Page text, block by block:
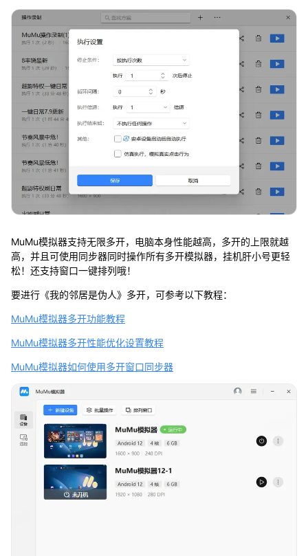
MuMu模拟器支持无限多开，电脑本身性能越高，多开的上限就越
高，并且可使用同步器同时操作所有多开模拟器，挂机肝小号更轻
松！还支持窗口一键排列哦！
要进行《我的邻居是伪人》多开，可参考以下教程：
MuMu模拟器多开功能教程
MuMu模拟器多开性能优化设置教程
MuMu模拟器如何使用多开窗口同步器